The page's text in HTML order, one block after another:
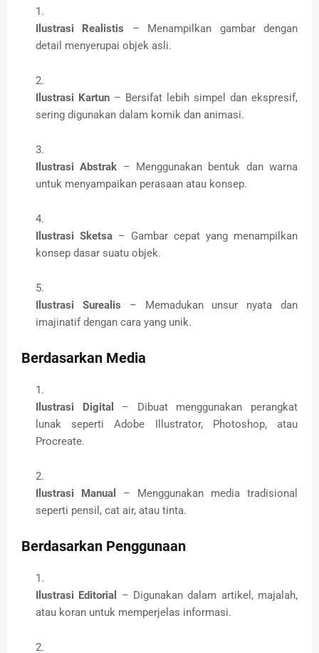
Ilustrasi Realistis – Menampilkan gambar dengan
detail menyerupai objek asli.
Ilustrasi Kartun – Bersifat lebih simpel dan ekspresif,
sering digunakan dalam komik dan animasi.
Ilustrasi Abstrak – Menggunakan bentuk dan warna
untuk menyampaikan perasaan atau konsep.
Ilustrasi Sketsa – Gambar cepat yang menampilkan
konsep dasar suatu objek.
Ilustrasi Surealis – Memadukan unsur nyata dan
imajinatif dengan cara yang unik.
Berdasarkan Media
Ilustrasi Digital
– Dibuat menggunakan perangkat
lunak seperti Adobe Illustrator, Photoshop, atau
Procreate.
Ilustrasi Manual
– Menggunakan media tradisional
seperti pensil, cat air, atau tinta.
Berdasarkan Penggunaan
Ilustrasi Editorial
– Digunakan dalam artikel, majalah,
atau koran untuk memperjelas informasi.